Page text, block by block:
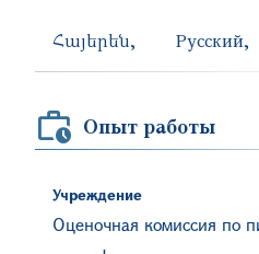
Հայերեն Русский
Опыт работы
Учреждение
Оценочная комиссия по